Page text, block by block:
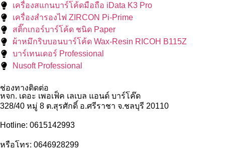
เครื่องสแกนบาร์โค้ดมือถือ iData K3 Pro
เครื่องสำรองไฟ ZIRCON Pi-Prime
สติ๊กเกอร์บาร์โค้ด ชนิด Paper
ผ้าหมึกริบบอนบาร์โค้ด Wax-Resin RICOH B115Z
บาร์เทนเดอร์ Professional
Nusoft Professional
ช่องทางติดต่อ
หจก. เดอะ เพอเฟ็ค เลเบล แอนด์ บาร์โค๊ด
328/40 หมู่ 8 ต.สุรศักดิ์ อ.ศรีราชา จ.ชลบุรี 20110
Hotline: 0615142993
หรือโทร: 0646928299